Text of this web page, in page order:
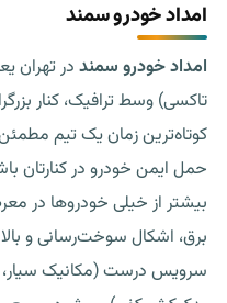
امداد خودرو سمند
امداد خودرو سمند در تهران
تاکسی) وسط ترافیک، کنار
کوتاه‌ترین زمان یک تیم
حمل ایمن خودرو در کنارتان
بیشتر از خیلی خودروها
برق، اشکال سوخت‌رسانی و
سرویس درست (مکانیک سیار،